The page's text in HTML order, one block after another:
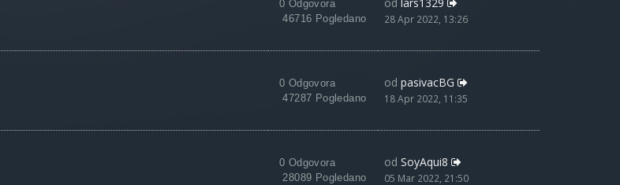
0 Odgovora
46716 Pogledano
28 Apr 2022, 13:26
0 Odgovora
47287 Pogledano
od pasivacBG
18 Apr 2022, 11:35
0 Odgovora
28089 Pogledano
od SoyAqui8
05 Mar 2022, 21:50